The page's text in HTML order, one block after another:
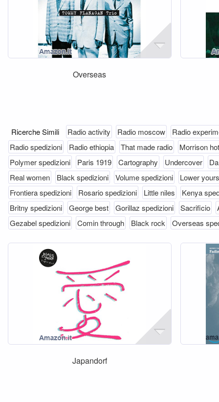
Overseas
Ricerche Simili Radio activity Radio moscow
Radio
Radio spedizioni
Radio ethiopia That made radio
Morrison
Polymer spedizioni
Paris 1919 Cartography Undercover
Real women
Black spedizioni Volume spedizioni
Lower
Frontiera spedizioni
Rosario spedizioni Little niles
Kenya
Britny spedizioni
George best Gorillaz spedizioni Sacrificio
Gezabel spedizioni
Comin through Black rock Overseas
Japandorf